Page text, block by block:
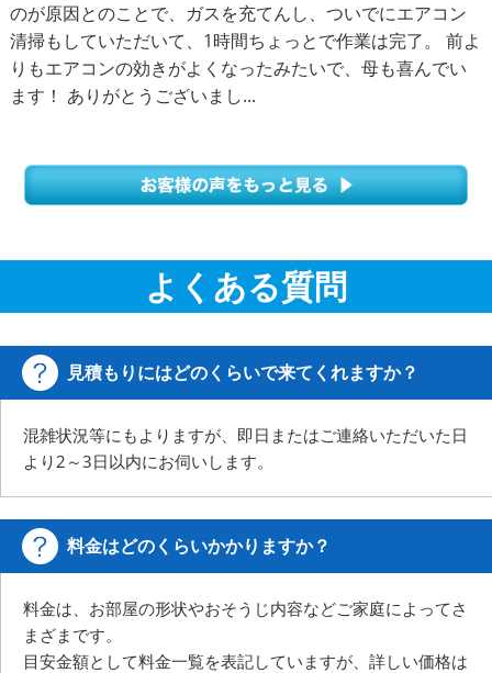
のが原因とのことで、ガスを充てんし、ついでにエアコン
清掃もしていただいて、1時間ちょっとで作業は完了。 前よ
りもエアコンの効きがよくなったみたいで、母も喜んでい
ます！ ありがとうございまし...
よくある質問
見積もりにはどのくらいで来てくれますか？
混雑状況等にもよりますが、即日またはご連絡いただいた日
より2～3日以内にお伺いします。
料金はどのくらいかかりますか？
料金は、お部屋の形状やおそうじ内容などご家庭によってさ
まざまです。
目安金額として料金一覧を表記していますが、詳しい価格は